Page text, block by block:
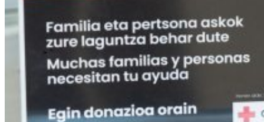
Compromisos
CompromisosEROSKI